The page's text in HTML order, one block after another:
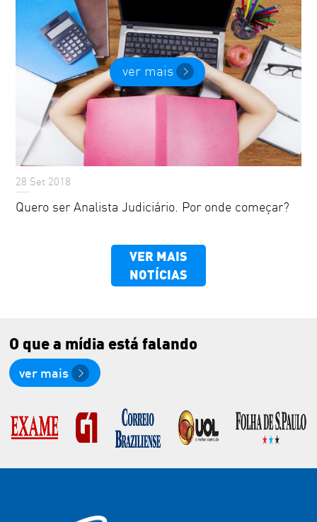
ver mais
28 Set 2018
Quero ser Analista Judiciário. Por onde começar?
VER MAIS
NOTÍCIAS
O que a mídia está falando
ver mais